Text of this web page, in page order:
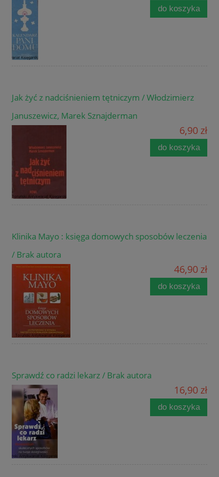
do koszyka
Jak żyć z nadciśnieniem tętniczym / Włodzimierz
Januszewicz, Marek Sznajderman
6,90 zł
do koszyka
Klinika Mayo : księga domowych sposobów leczenia
/ Brak autora
46,90 zł
do koszyka
Sprawdź co radzi lekarz / Brak autora
16,90 zł
do koszyka